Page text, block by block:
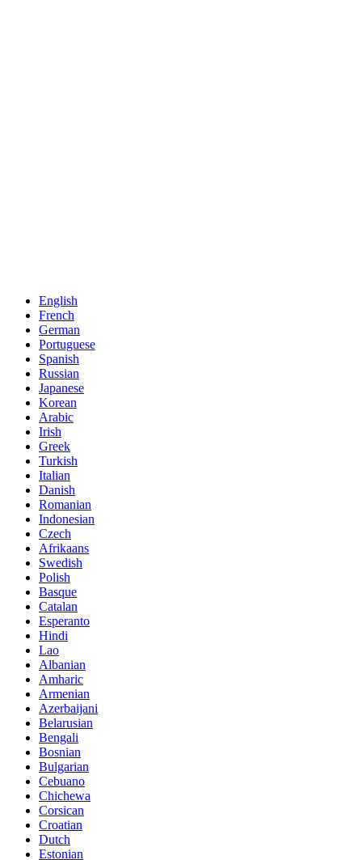
English
French
German
Portuguese
Spanish
Russian
Japanese
Korean
Arabic
Irish
Greek
Turkish
Italian
Danish
Romanian
Indonesian
Czech
Afrikaans
Swedish
Polish
Basque
Catalan
Esperanto
Hindi
Lao
Albanian
Amharic
Armenian
Azerbaijani
Belarusian
Bengali
Bosnian
Bulgarian
Cebuano
Chichewa
Corsican
Croatian
Dutch
Estonian